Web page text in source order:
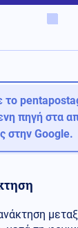
το
πηγή στα
στην Google.